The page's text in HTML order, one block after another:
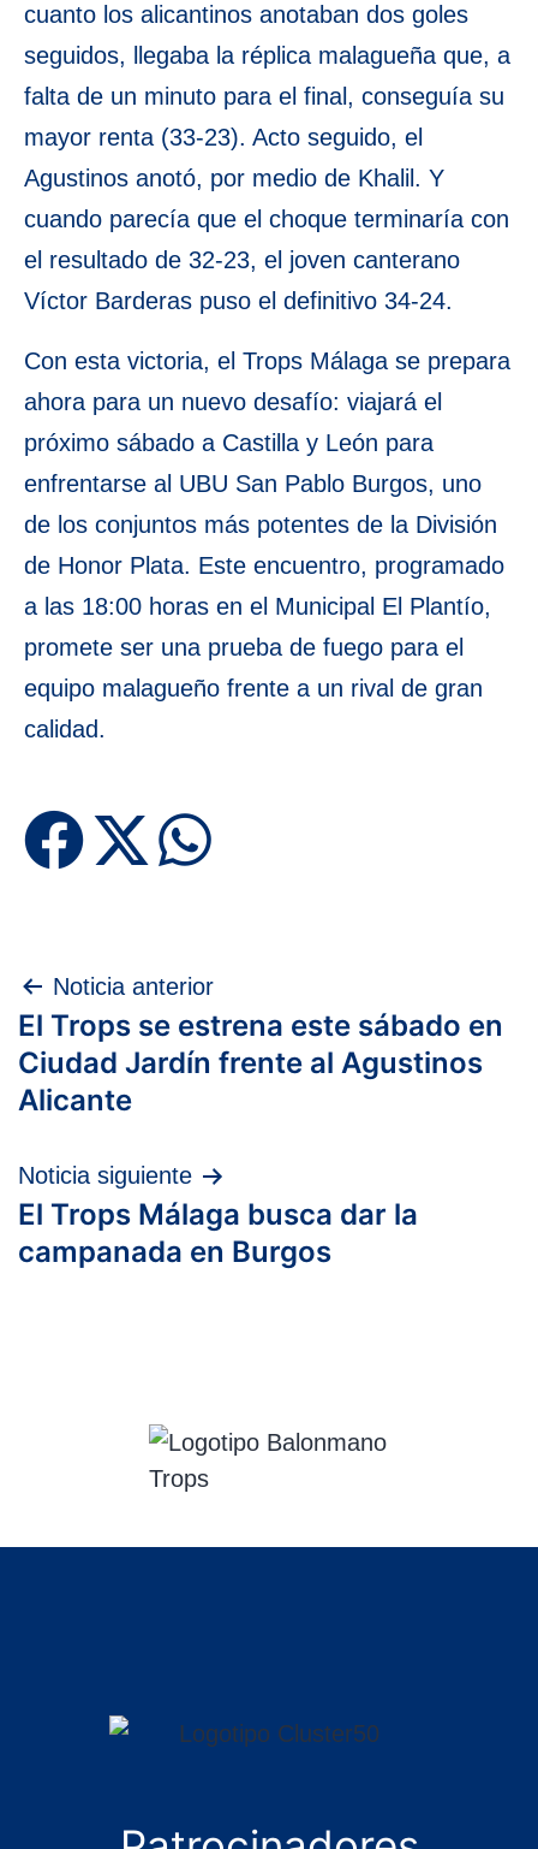
cuanto los alicantinos anotaban dos goles
seguidos, llegaba la réplica malagueña que, a
falta de un minuto para el final, conseguía su
mayor renta (33-23). Acto seguido, el
Agustinos anotó, por medio de Khalil. Y
cuando parecía que el choque terminaría con
el resultado de 32-23, el joven canterano
Víctor Barderas puso el definitivo 34-24.
Con esta victoria, el Trops Málaga se prepara
ahora para un nuevo desafío: viajará el
próximo sábado a Castilla y León para
enfrentarse al UBU San Pablo Burgos, uno
de los conjuntos más potentes de la División
de Honor Plata. Este encuentro, programado
a las 18:00 horas en el Municipal El Plantío,
promete ser una prueba de fuego para el
equipo malagueño frente a un rival de gran
calidad.
Navegación
de
entradas
Noticia anterior
El Trops se estrena este sábado en
Ciudad Jardín frente al Agustinos
Alicante
Noticia siguiente
El Trops Málaga busca dar la
campanada en Burgos